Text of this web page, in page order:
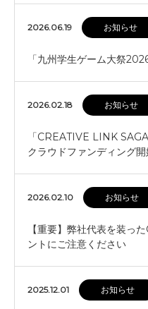
2026.06.19 お知らせ
「九州学生ゲーム大祭
2026.02.18 お知らせ
「CREATIVE LINK
クラウドファンディング
2026.02.10 お知らせ
【重要】弊社代表を装っ
ントにご注意ください
2025.12.01 お知らせ